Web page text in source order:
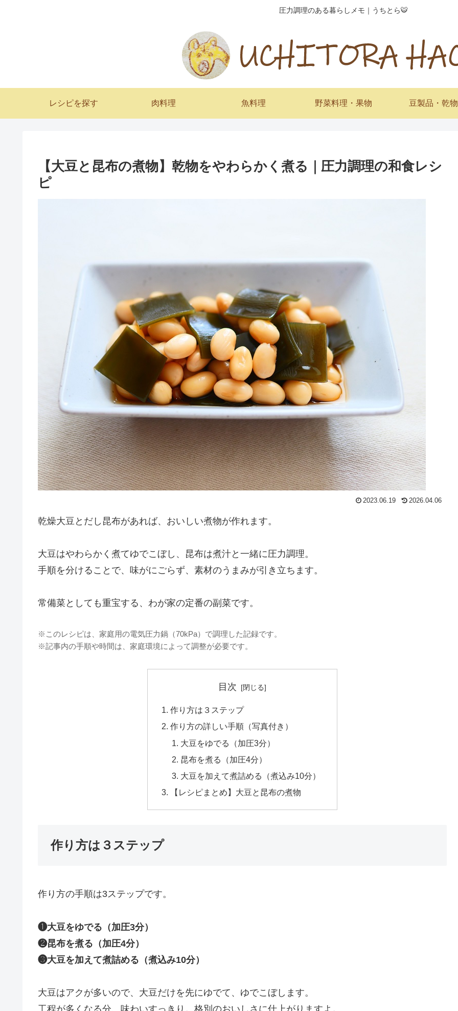
圧力調理のある暮らしメモ｜うちとら🐯
レシピを探す 肉料理 魚料理 野菜料理・果物 豆製品・乾物
【大豆と昆布の煮物】乾物をやわらかく煮る｜圧力調理の和食レシ
ピ
2023.06.19 2026.04.06
乾燥大豆とだし昆布があれば、おいしい煮物が作れます。
大豆はやわらかく煮てゆでこぼし、昆布は煮汁と一緒に圧力調理。
手順を分けることで、味がにごらず、素材のうまみが引き立ちます。
常備菜としても重宝する、わが家の定番の副菜です。
※このレシピは、家庭用の電気圧力鍋（70kPa）で調理した記録です。
※記事内の手順や時間は、家庭環境によって調整が必要です。
目次
作り方は３ステップ
作り方の詳しい手順（写真付き）
大豆をゆでる（加圧3分）
昆布を煮る（加圧4分）
大豆を加えて煮詰める（煮込み10分）
【レシピまとめ】大豆と昆布の煮物
作り方は３ステップ
作り方の手順は3ステップです。
❶大豆をゆでる（加圧3分）
❷昆布を煮る（加圧4分）
❸大豆を加えて煮詰める（煮込み10分）
大豆はアクが多いので、大豆だけを先にゆでて、ゆでこぼします。
工程が多くなる分、味わいすっきり。格別のおいしさに仕上がりますよ。